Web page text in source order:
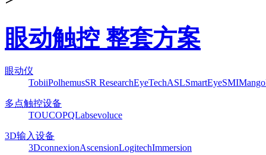
眼动触控 整套方案
眼动仪
TobiiPolhemusSR ResearchEyeTechASLSmartEyeSMI
多点触控设备
TOUCOPQLabsevoluce
3D输入设备
3DconnexionAscensionLogitechImmersion